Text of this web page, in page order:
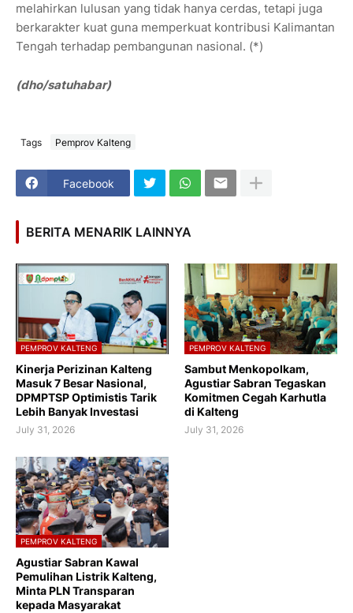
melahirkan lulusan yang tidak hanya cerdas, tetapi juga
berkarakter kuat guna memperkuat kontribusi Kalimantan
Tengah terhadap pembangunan nasional. (*)
(dho/satuhabar)
Tags Pemprov Kalteng
Facebook
BERITA MENARIK LAINNYA
PEMPROV KALTENG
Kinerja Perizinan Kalteng
Masuk 7 Besar Nasional,
DPMPTSP Optimistis Tarik
Lebih Banyak Investasi
July 31, 2026
PEMPROV KALTENG
Sambut Menkopolkam,
Agustiar Sabran Tegaskan
Komitmen Cegah Karhutla
di Kalteng
July 31, 2026
PEMPROV KALTENG
Agustiar Sabran Kawal
Pemulihan Listrik Kalteng,
Minta PLN Transparan
kepada Masyarakat